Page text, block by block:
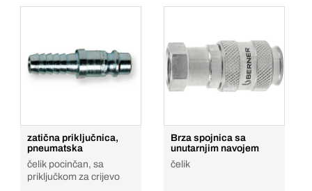
zatična priključnica,
pneumatska
čelik pocinčan, sa
priključkom za crijevo
Brza spojnica sa
unutarnjim navojem
čelik